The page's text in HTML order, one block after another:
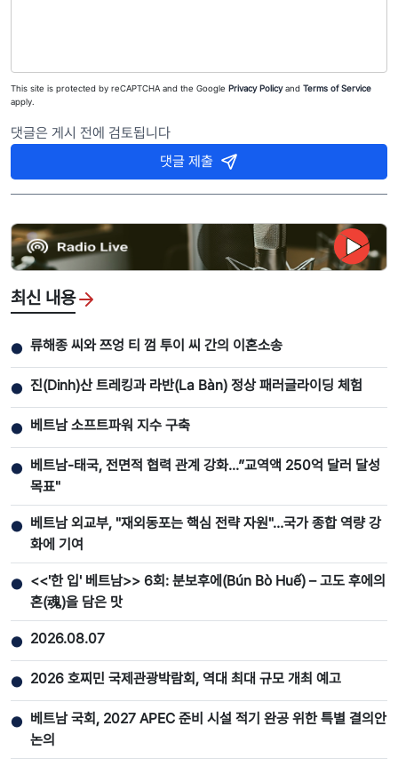
This site is protected by reCAPTCHA and the Google Privacy Policyand Terms of Service
apply.
댓글은 게시 전에 검토됩니다
댓글 제출
최신 내용
● 류해종 씨와 쯔엉 티 껌 투이 씨 간의 이혼소송
● 진(Dinh)산 트레킹과 라반(La Bàn) 정상 패러글라이딩 체험
● 베트남 소프트파워 지수 구축
● 베트남-태국, 전면적 협력 관계 강화...”교역액 250억 달러 달성
목표"
● 베트남 외교부, "재외동포는 핵심 전략 자원"…국가 종합 역량 강
화에 기여
● <<'한 입' 베트남>> 6회: 분보후에(Bún Bò Huế) – 고도 후에의
혼(魂)을 담은 맛
● 2026.08.07
● 2026 호찌민 국제관광박람회, 역대 최대 규모 개최 예고
● 베트남 국회, 2027 APEC 준비 시설 적기 완공 위한 특별 결의안
논의